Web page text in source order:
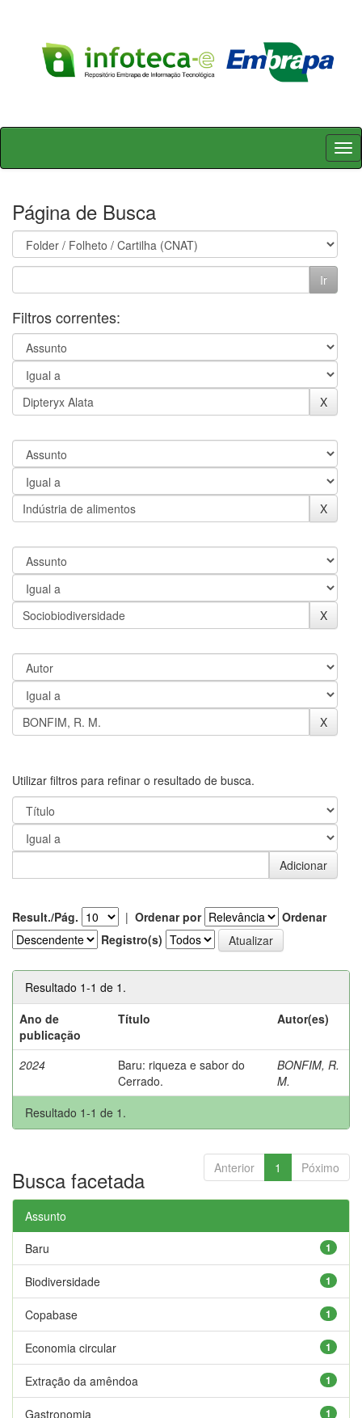
Skip
Página de Busca
Filtros correntes:
Utilizar filtros para refinar o resultado de busca.
Result./Pág. | Ordenar por
Ordenar
Registro(s)
Resultado 1-1 de 1.
Ano de
publicação
Título Autor(es)
2024
Baru: riqueza e sabor do
Cerrado.
BONFIM, R.
M.
Resultado 1-1 de 1.
Anterior 1 Póximo
Busca facetada
Assunto
1
Baru
1
Biodiversidade
1
Copabase
1
Economia circular
1
Extração da amêndoa
1
Gastronomia